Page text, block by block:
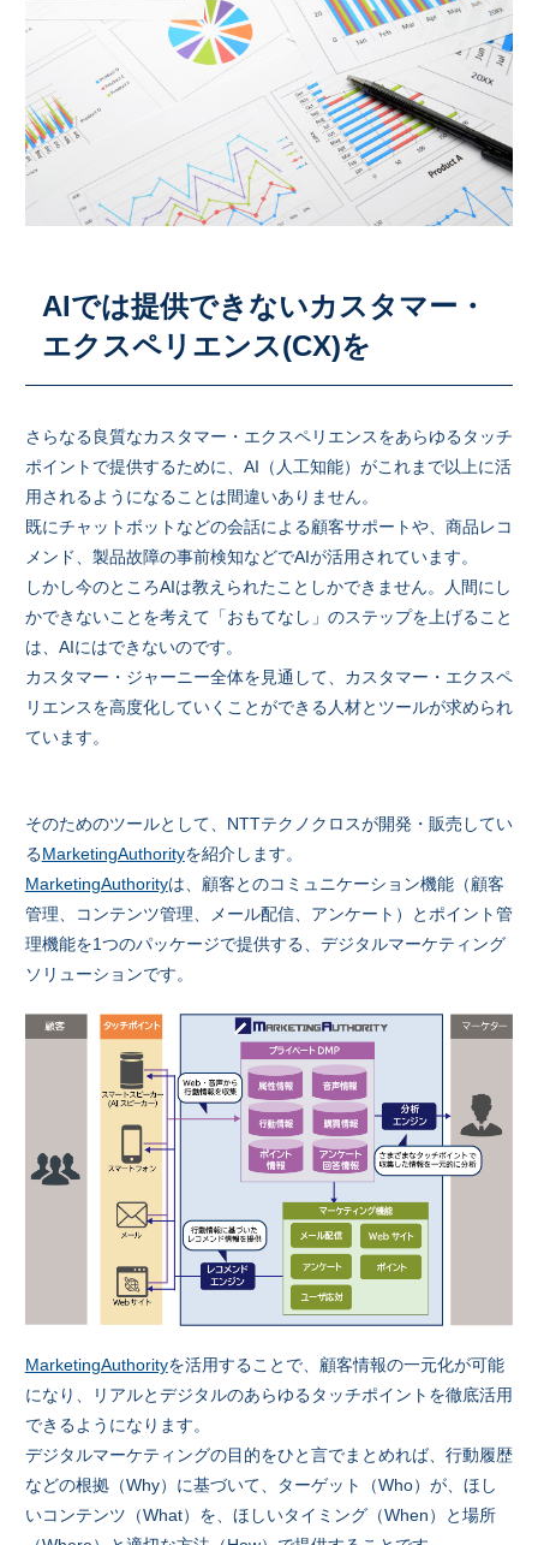
AIでは提供できないカスタマー・
エクスペリエンス(CX)を
さらなる良質なカスタマー・エクスペリエンスをあらゆるタッチ
ポイントで提供するために、AI（人工知能）がこれまで以上に活
用されるようになることは間違いありません。
既にチャットボットなどの会話による顧客サポートや、商品レコ
メンド、製品故障の事前検知などでAIが活用されています。
しかし今のところAIは教えられたことしかできません。人間にし
かできないことを考えて「おもてなし」のステップを上げること
は、AIにはできないのです。
カスタマー・ジャーニー全体を見通して、カスタマー・エクスペ
リエンスを高度化していくことができる人材とツールが求められ
ています。
そのためのツールとして、NTTテクノクロスが開発・販売してい
るMarketingAuthorityを紹介します。
MarketingAuthorityは、顧客とのコミュニケーション機能（顧客
管理、コンテンツ管理、メール配信、アンケート）とポイント管
理機能を1つのパッケージで提供する、デジタルマーケティング
ソリューションです。
MarketingAuthorityを活用することで、顧客情報の一元化が可能
になり、リアルとデジタルのあらゆるタッチポイントを徹底活用
できるようになります。
デジタルマーケティングの目的をひと言でまとめれば、行動履歴
などの根拠（Why）に基づいて、ターゲット（Who）が、ほし
いコンテンツ（What）を、ほしいタイミング（When）と場所